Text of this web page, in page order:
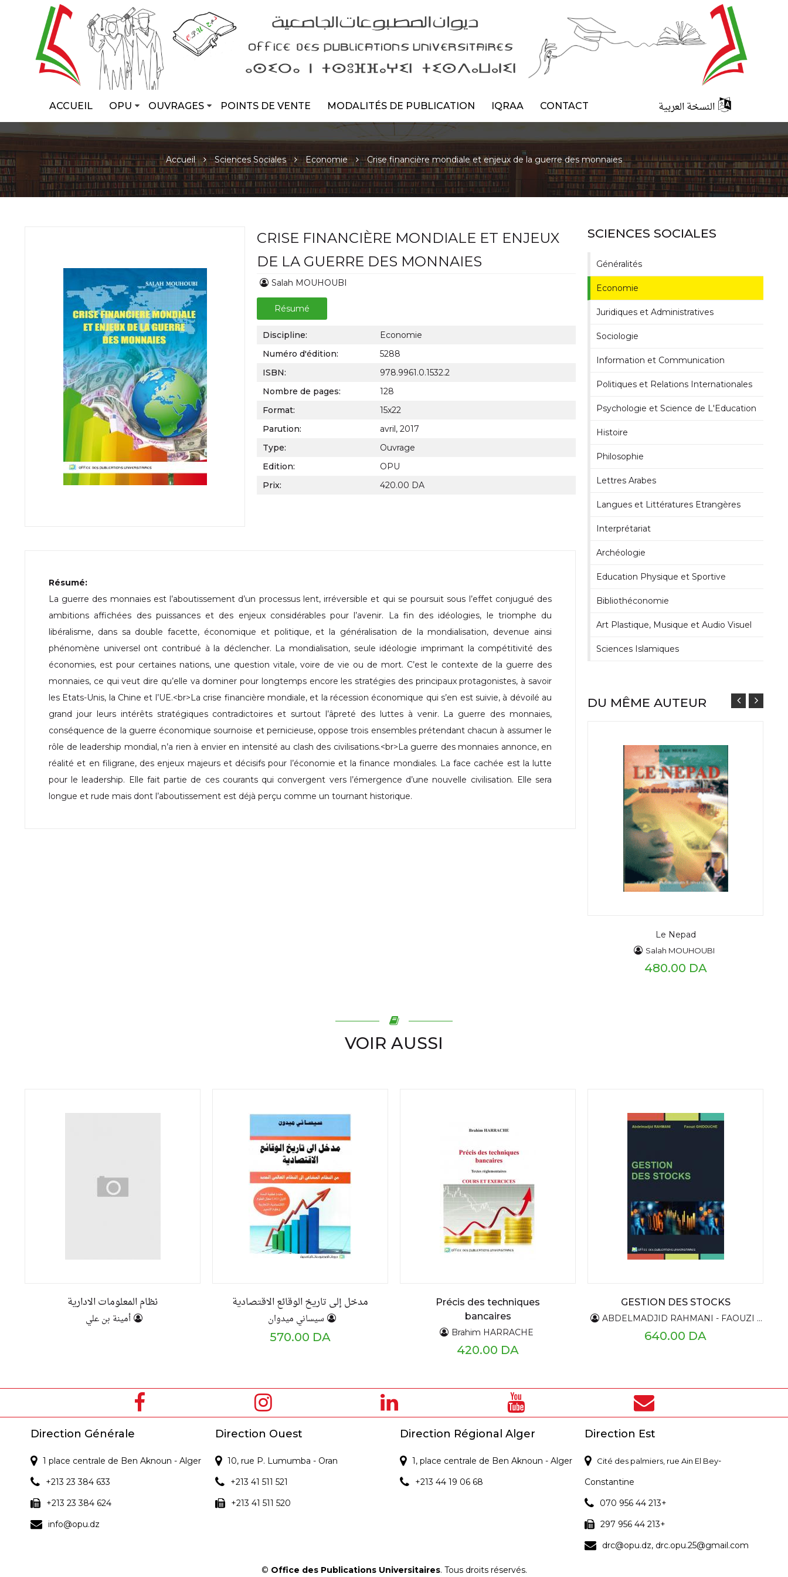
ACCUEIL OPU OUVRAGES POINTS DE VENTE MODALITÉS DE PUBLICATION IQRAA CONTACT النسخة العربية
Accueil Sciences Sociales Economie Crise financière mondiale et enjeux de la guerre des monnaies
CRISE FINANCIÈRE MONDIALE ET ENJEUX
DE LA GUERRE DES MONNAIES
Salah MOUHOUBI
Résumé
Discipline:
Economie
Numéro d'édition:
5288
ISBN:
978.9961.0.1532.2
Nombre de pages:
128
Format:
15x22
Parution:
avril, 2017
Type:
Ouvrage
Edition:
OPU
Prix:
420.00 DA
Résumé:
La guerre des monnaies est l’aboutissement d’un processus lent, irréversible et qui se poursuit sous l’effet conjugué des
ambitions affichées des puissances et des enjeux considérables pour l’avenir. La fin des idéologies, le triomphe du
libéralisme, dans sa double facette, économique et politique, et la généralisation de la mondialisation, devenue ainsi
phénomène universel ont contribué à la déclencher. La mondialisation, seule idéologie imprimant la compétitivité des
économies, est pour certaines nations, une question vitale, voire de vie ou de mort. C’est le contexte de la guerre des
monnaies, ce qui veut dire qu’elle va dominer pour longtemps encore les stratégies des principaux protagonistes, à savoir
les Etats-Unis, la Chine et l’UE.<br>La crise financière mondiale, et la récession économique qui s’en est suivie, à dévoilé au
grand jour leurs intérêts stratégiques contradictoires et surtout l’âpreté des luttes à venir. La guerre des monnaies,
conséquence de la guerre économique sournoise et pernicieuse, oppose trois ensembles prétendant chacun à assumer le
rôle de leadership mondial, n’a rien à envier en intensité au clash des civilisations.<br>La guerre des monnaies annonce, en
réalité et en filigrane, des enjeux majeurs et décisifs pour l’économie et la finance mondiales. La face cachée est la lutte
pour le leadership. Elle fait partie de ces courants qui convergent vers l’émergence d’une nouvelle civilisation. Elle sera
longue et rude mais dont l’aboutissement est déjà perçu comme un tournant historique.
SCIENCES SOCIALES
Généralités
Economie
Juridiques et Administratives
Sociologie
Information et Communication
Politiques et Relations Internationales
Psychologie et Science de L'Education
Histoire
Philosophie
Lettres Arabes
Langues et Littératures Etrangères
Interprétariat
Archéologie
Education Physique et Sportive
Bibliothéconomie
Art Plastique, Musique et Audio Visuel
Sciences Islamiques
DU MÊME AUTEUR
Le Nepad
Salah MOUHOUBI
480.00 DA
VOIR AUSSI
نظام المعلومات الادارية
أمينة بن علي
مدخل إلى تاريخ الوقائع الاقتصادية
سيساني ميدوان
570.00 DA
Précis des techniques
bancaires
Brahim HARRACHE
420.00 DA
GESTION DES STOCKS
ABDELMADJID RAHMANI - FAOUZI GHIDOUCHE
640.00 DA
Direction Générale
1 place centrale de Ben Aknoun - Alger
+213 23 384 633
+213 23 384 624
info@opu.dz
Direction Ouest
10, rue P. Lumumba - Oran
+213 41 511 521
+213 41 511 520
Direction Régional Alger
1, place centrale de Ben Aknoun - Alger
+213 44 19 06 68
Direction Est
Cité des palmiers, rue Ain El Bey-
Constantine
070 956 44 213+
297 956 44 213+
drc@opu.dz, drc.opu.25@gmail.com
© Office des Publications Universitaires. Tous droits réservés.